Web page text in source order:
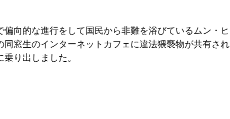
向的な進行をして国民から非難を浴びているムン・ヒ
同窓生のインターネットカフェに違法猥褻物が共有され
り出しました。